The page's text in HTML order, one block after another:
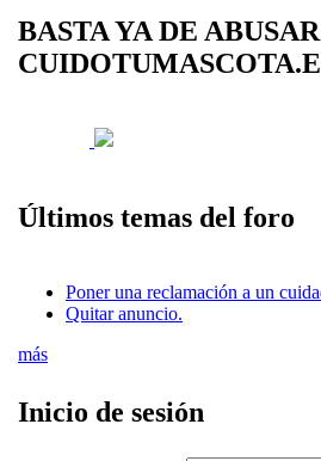
BASTA YA DE
Últimos temas del foro
Poner una reclamación a un
Quitar anuncio.
más
Inicio de sesión